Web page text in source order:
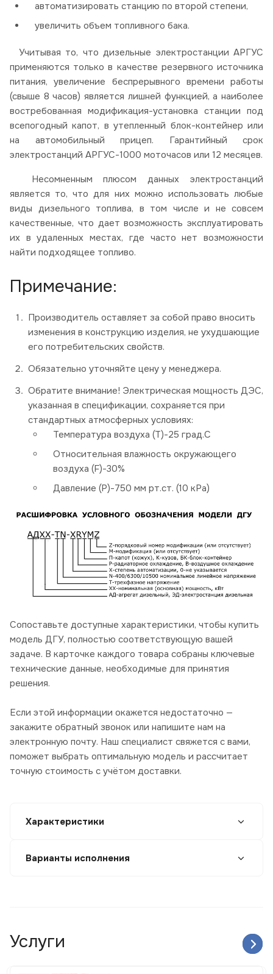
автоматизировать станцию по второй степени,
увеличить объем топливного бака.
Учитывая то, что дизельные электростанции АРГУС
применяются только в качестве резервного источника
питания, увеличение беспрерывного времени работы
(свыше 8 часов) является лишней функцией, а наиболее
востребованная модификация-установка станции под
всепогодный капот, в утепленный блок-контейнер или
на автомобильный прицеп. Гарантийный срок
электростанций АРГУС-1000 моточасов или 12 месяцев.
Несомненным плюсом данных электростанций
является то, что для них можно использовать любые
виды дизельного топлива, в том числе и не совсем
качественные, что дает возможность эксплуатировать
их в удаленных местах, где часто нет возможности
найти подходящее топливо.
Примечание:
Производитель оставляет за собой право вносить
изменения в конструкцию изделия, не ухудшающие
его потребительских свойств.
Обязательно уточняйте цену у менеджера.
Обратите внимание! Электрическая мощность ДЭС,
указанная в спецификации, сохраняется при
стандартных атмосферных условиях:
Температура воздуха (Т)-25 град.С
Относительная влажность окружающего
воздуха (F)-30%
Давление (P)-750 мм рт.ст. (10 кРа)
Сопоставьте доступные характеристики, чтобы купить
модель ДГУ, полностью соответствующую вашей
задаче. В карточке каждого товара собраны ключевые
технические данные, необходимые для принятия
решения.
Если этой информации окажется недостаточно —
закажите обратный звонок или напишите нам на
электронную почту. Наш специалист свяжется с вами,
поможет выбрать оптимальную модель и рассчитает
точную стоимость с учётом доставки.
Характеристики
Варианты исполнения
Услуги